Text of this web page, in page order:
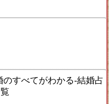
のすべてがわかる-結婚占